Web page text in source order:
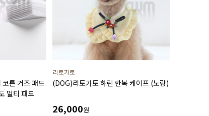
튼 거즈 패드
멀티 패드
리토가토
(DOG)리토가토 하린 한복 케이프 (노랑)
26,000원